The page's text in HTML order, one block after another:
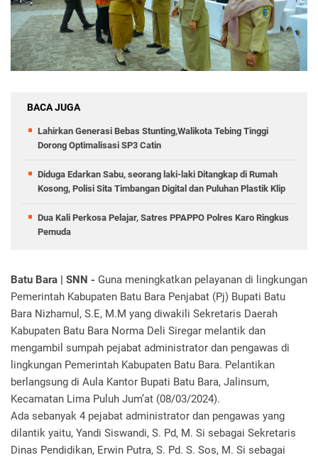
BACA JUGA
Lahirkan Generasi Bebas Stunting,Walikota Tebing Tinggi
Dorong Optimalisasi SP3 Catin
Diduga Edarkan Sabu, seorang laki-laki Ditangkap di Rumah
Kosong, Polisi Sita Timbangan Digital dan Puluhan Plastik Klip
Dua Kali Perkosa Pelajar, Satres PPAPPO Polres Karo Ringkus
Pemuda
Batu Bara | SNN - Guna meningkatkan pelayanan di lingkungan
Pemerintah Kabupaten Batu Bara Penjabat (Pj) Bupati Batu
Bara Nizhamul, S.E, M.M yang diwakili Sekretaris Daerah
Kabupaten Batu Bara Norma Deli Siregar melantik dan
mengambil sumpah pejabat administrator dan pengawas di
lingkungan Pemerintah Kabupaten Batu Bara. Pelantikan
berlangsung di Aula Kantor Bupati Batu Bara, Jalinsum,
Kecamatan Lima Puluh Jum’at (08/03/2024).
Ada sebanyak 4 pejabat administrator dan pengawas yang
dilantik yaitu, Yandi Siswandi, S. Pd, M. Si sebagai Sekretaris
Dinas Pendidikan, Erwin Putra, S. Pd. S. Sos, M. Si sebagai